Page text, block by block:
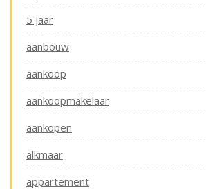
5 jaar
aanbouw
aankoop
aankoopmakelaar
aankopen
alkmaar
appartement